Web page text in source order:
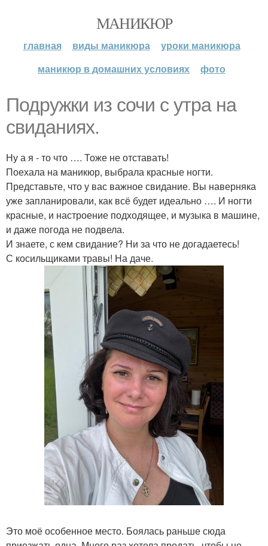
МАНИКЮР
главная виды маникюра
уроки маникюра
маникюр в домашних условиях
фото
Подружки из сочи с утра на
свиданиях.
Ну а я - то что …. Тоже не отставать!
Поехала на маникюр, выбрала красные ногти.
Представьте, что у вас важное свидание. Вы наверняка
уже запланировали, как всё будет идеально …. И ногти
красные, и настроение подходящее, и музыка в машине,
и даже погода не подвела.
И знаете, с кем свидание? Ни за что не догадаетесь!
С косильщиками травы! На даче.
Это моё особенное место. Боялась раньше сюда